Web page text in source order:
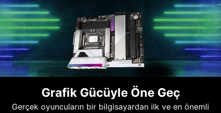
Grafik Gücüyle Öne Geç
Gerçek oyuncuların bir bilgisayardan ilk ve en önemli